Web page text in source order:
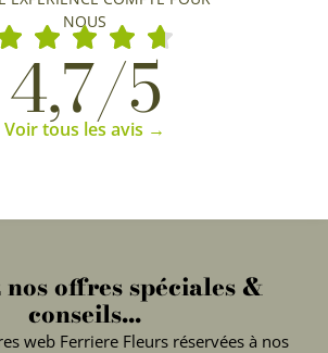
NOUS
4,7/5
Voir tous les avis →
nos offres spéciales &
conseils...
web Ferriere Fleurs réservées à nos